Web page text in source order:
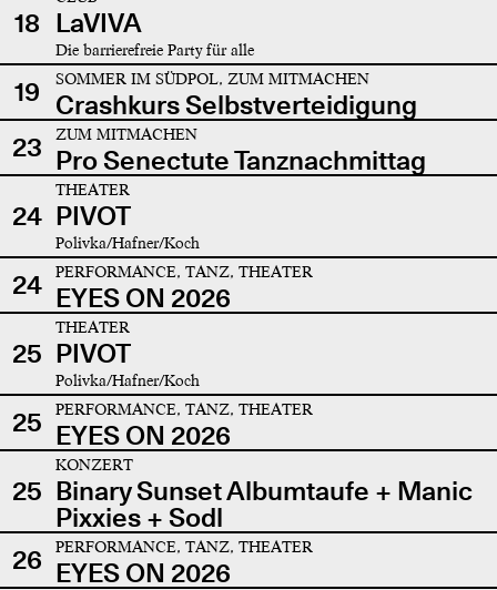
18 LaVIVA
Die barrierefreie Party für alle
19 SOMMER IM SÜDPOL, ZUM MITMACHEN
Crashkurs Selbstverteidigung
23
ZUM MITMACHEN
Pro Senectute Tanznachmittag
24
THEATER
PIVOT
Polivka/Hafner/Koch
24 PERFORMANCE, TANZ, THEATER
EYES ON 2026
25
THEATER
PIVOT
Polivka/Hafner/Koch
25 PERFORMANCE, TANZ, THEATER
EYES ON 2026
25
KONZERT
Binary Sunset Albumtaufe + Manic
Pixxies + Sodl
26
PERFORMANCE, TANZ, THEATER
EYES ON 2026